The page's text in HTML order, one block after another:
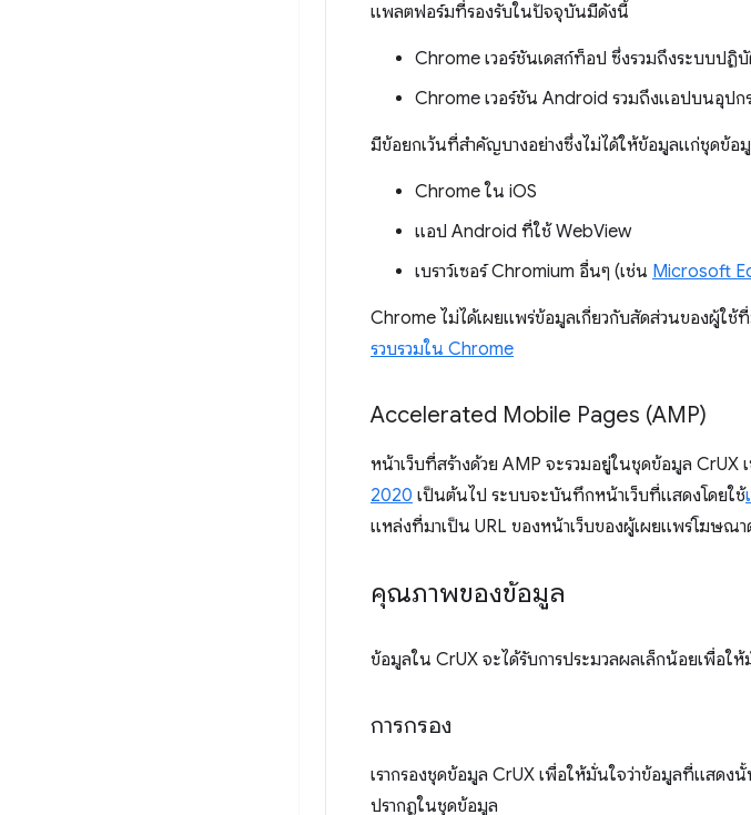
แพลตฟอร์มที่รองรับในปัจจุบันมีดังนี้
Chrome เวอร์ชันเดสก์ท็อป ซึ่งรวมถึงระบบปฏิ
Chrome เวอร์ชัน Android รวมถึงแอปบนอุป
มีข้อยกเว้นที่สำคัญบางอย่างซึ่งไม่ได้ให้ข้อมูลแก่ชุดข้อ
Chrome ใน iOS
แอป Android ที่ใช้ WebView
เบราว์เซอร์ Chromium อื่นๆ (เช่น Microsoft
Chrome ไม่ได้เผยแพร่ข้อมูลเกี่ยวกับสัดส่วนของผู้ใ
รวบรวมใน Chrome
Accelerated Mobile Pages (AMP)
หน้าเว็บที่สร้างด้วย AMP จะรวมอยู่ในชุดข้อมูล CrUX
2020 เป็นต้นไป ระบบจะบันทึกหน้าเว็บที่แสดงโดยใช้
แหล่งที่มาเป็น URL ของหน้าเว็บของผู้เผยแพร่โฆษณา
คุณภาพของข้อมูล
ข้อมูลใน CrUX จะได้รับการประมวลผลเล็กน้อยเพื่อใ
การกรอง
เรากรองชุดข้อมูล CrUX เพื่อให้มั่นใจว่าข้อมูลที่แสดง
ปรากฏในชุดข้อมูล